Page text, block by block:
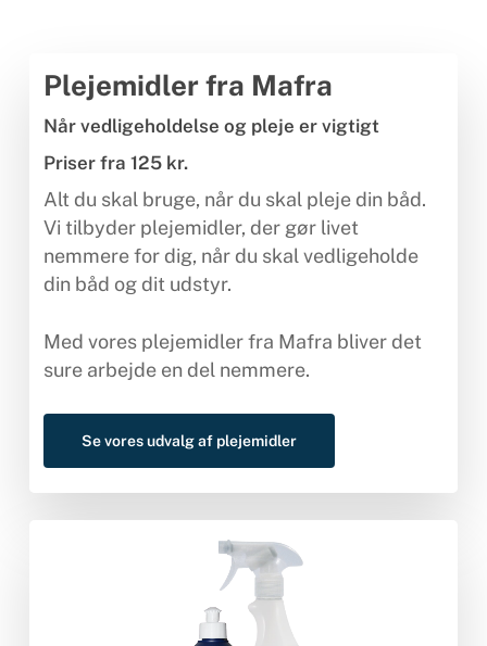
Plejemidler fra Mafra
Når vedligeholdelse og pleje er vigtigt
Priser fra 125 kr.
Alt du skal bruge, når du skal pleje din båd.
Vi tilbyder plejemidler, der gør livet
nemmere for dig, når du skal vedligeholde
din båd og dit udstyr.
Med vores plejemidler fra Mafra bliver det
sure arbejde en del nemmere.
Se vores udvalg af plejemidler